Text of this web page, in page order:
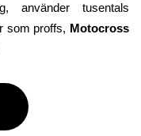
använder tusentals
som proffs, Motocross